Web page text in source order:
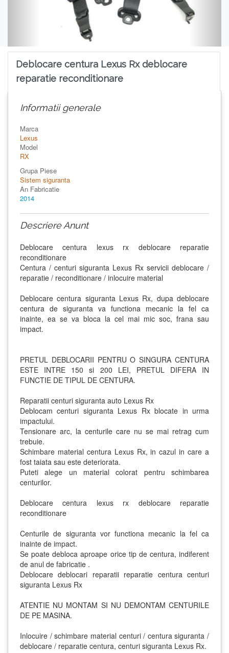
Deblocare centura Lexus Rx deblocare
reparatie reconditionare
Informatii generale
Marca
Lexus
Model
RX
Grupa Piese
Sistem siguranta
An Fabricatie
2014
Descriere Anunt
Deblocare centura lexus rx deblocare reparatie
reconditionare
Centura / centuri siguranta Lexus Rx servicii deblocare /
reparatie / reconditionare / inlocuire material
Deblocare centura siguranta Lexus Rx, dupa deblocare
centura de siguranta va functiona mecanic la fel ca
inainte, ea se va bloca la cel mai mic soc, frana sau
impact.
PRETUL DEBLOCARII PENTRU O SINGURA CENTURA
ESTE INTRE 150 si 200 LEI, PRETUL DIFERA IN
FUNCTIE DE TIPUL DE CENTURA.
Reparatii centuri siguranta auto Lexus Rx
Deblocam centuri siguranta Lexus Rx blocate in urma
impactului.
Tensionare arc, la centurile care nu se mai retrag cum
trebuie.
Schimbare material centura Lexus Rx, in cazul in care a
fost taiata sau este deteriorata.
Puteti alege un material colorat pentru schimbarea
centurilor.
Deblocare centura lexus rx deblocare reparatie
reconditionare
Centurile de siguranta vor functiona mecanic la fel ca
inainte de impact.
Se poate debloca aproape orice tip de centura, indiferent
de anul de fabricatie .
Deblocare deblocari reparatii reparatie centura centuri
siguranta Lexus Rx
ATENTIE NU MONTAM SI NU DEMONTAM CENTURILE
DE PE MASINA.
Inlocuire / schimbare material centuri / centura siguranta /
deblocare / reparatie centura, centuri siguranta Lexus Rx.